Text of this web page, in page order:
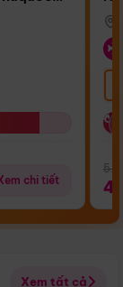
chi tiết
Xem tất cả